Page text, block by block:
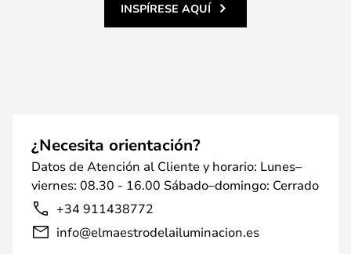
INSPÍRESE AQUÍ
¿Necesita orientación?
Datos de Atención al Cliente y horario: Lunes–
viernes: 08.30 - 16.00 Sábado–domingo: Cerrado
+34 911438772
info@elmaestrodelailuminacion.es